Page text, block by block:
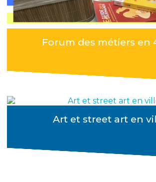
Forum des métiers en
Art et street art en